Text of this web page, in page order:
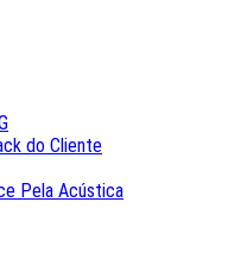
do Cliente
Pela Acústica